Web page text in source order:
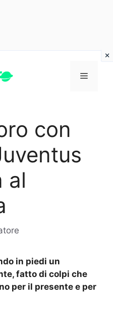
Menu
con
al
in piedi un
fatto di colpi che
per il presente e per